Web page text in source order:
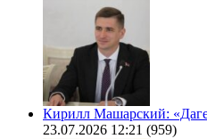
Кирилл Машарский:
23.07.2026 12:21 (959)